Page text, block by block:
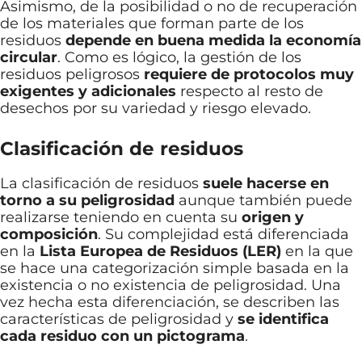
Asimismo, de la posibilidad o no de recuperación
de los materiales que forman parte de los
residuos depende en buena medida la economía
circular. Como es lógico, la gestión de los
residuos peligrosos requiere de protocolos muy
exigentes y adicionales respecto al resto de
desechos por su variedad y riesgo elevado.
Clasificación de residuos
La clasificación de residuos suele hacerse en
torno a su peligrosidad aunque también puede
realizarse teniendo en cuenta su origen y
composición. Su complejidad está diferenciada
en la Lista Europea de Residuos (LER) en la que
se hace una categorización simple basada en la
existencia o no existencia de peligrosidad. Una
vez hecha esta diferenciación, se describen las
características de peligrosidad y se identifica
cada residuo con un pictograma.